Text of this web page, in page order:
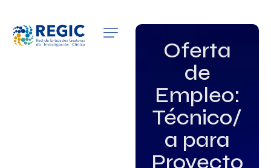
Oferta
de
Empleo:
Técnico/
a para
Proyecto
QUIÉNES SOMOS
PATROCINADORES
GRUPOS DE INTERÉS